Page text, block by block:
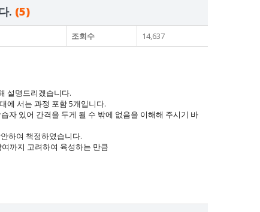
. (5)
조회수 14,637
설명드리겠습니다.
에 서는 과정 포함 5개입니다.
자 있어 간격을 두게 될 수 밖에 없음을 이해해 주시기 바
하여 책정하였습니다.
까지 고려하여 육성하는 만큼